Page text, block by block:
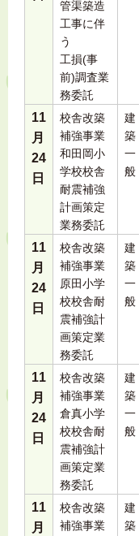
管渠築造
工事に伴
う
工損(事
前)調査業
務委託
11
月
24
日
校舎改築
補強事業
和田岡小
学校校舎
耐震補強
計画策定
業務委託
建
築
一
般
11
月
24
日
校舎改築
補強事業
原田小学
校校舎耐
震補強計
画策定業
務委託
建
築
一
般
11
月
24
日
校舎改築
補強事業
倉真小学
校校舎耐
震補強計
画策定業
務委託
建
築
一
般
11
月
校舎改築
補強事業
建
築